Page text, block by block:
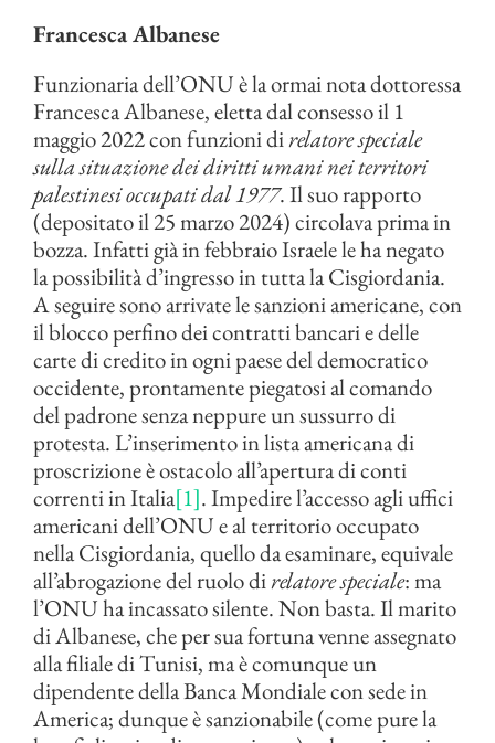
Francesca Albanese
Funzionaria dell’ONU è la ormai nota dottoressa
Francesca Albanese, eletta dal consesso il 1
maggio 2022 con funzioni direlatore speciale
sulla situazione dei diritti umani nei territori
palestinesi occupati dal 1977. Il suo rapporto
(depositato il 25 marzo 2024) circolava prima in
bozza. Infatti già in febbraio Israele le ha negato
la possibilità d’ingresso in tutta la Cisgiordania.
A seguire sono arrivate le sanzioni americane, con
il blocco perfino dei contratti bancari e delle
carte di credito in ogni paese del democratico
occidente, prontamente piegatosi al comando
del padrone senza neppure un sussurro di
protesta. L’inserimento in lista americana di
proscrizione è ostacolo all’apertura di conti
correnti in Italia[1]. Impedire l’accesso agli uffici
americani dell’ONU e al territorio occupato
nella Cisgiordania, quello da esaminare, equivale
all’abrogazione del ruolo direlatore speciale: ma
l’ONU ha incassato silente. Non basta. Il marito
di Albanese, che per sua fortuna venne assegnato
alla filiale di Tunisi, ma è comunque un
dipendente della Banca Mondiale con sede in
America; dunque è sanzionabile (come pure la